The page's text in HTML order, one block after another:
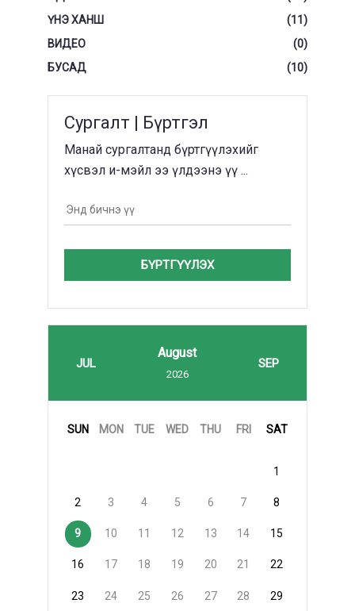
ҮНЭ ХАНШ
(11)
ВИДЕО
(0)
БУСАД
(10)
Сургалт | Бүртгэл
Манай сургалтанд бүртгүүлэхийг
хүсвэл и-мэйл ээ үлдээнэ үү ...
БҮРТГҮҮЛЭХ
JUL
August
2026
SEP
SUN MON TUE WED THU FRI SAT
1
2 3 4 5 6 7 8
9 10 11 12 13 14 15
16 17 18 19 20 21 22
23 24 25 26 27 28 29